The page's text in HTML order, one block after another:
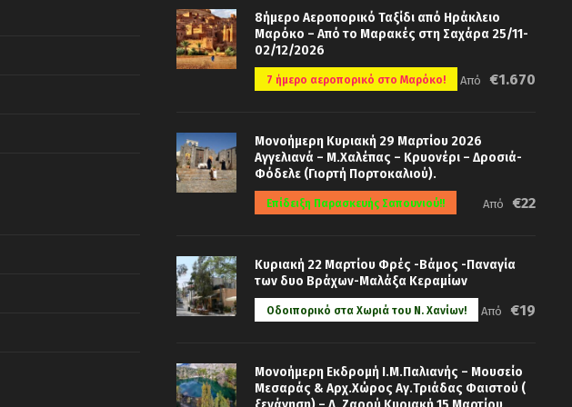
8ήμερο Αεροπορικό Ταξίδι από Ηράκλειο
Μαρόκο – Από το Μαρακές στη Σαχάρα 25/11-
02/12/2026
7 ήμερο αεροπορικό στο Μαρόκο! Από €1.670
Μονοήμερη Κυριακή 29 Μαρτίου 2026
Αγγελιανά – Μ.Χαλέπας – Κρυονέρι – Δροσιά-
Φόδελε (Γιορτή Πορτοκαλιού).
Επίδειξη Παρασκευής Σαπουνιού!! Από €22
Κυριακή 22 Μαρτίου Φρές -Βάμος -Παναγία
των δυο Βράχων-Μαλάξα Κεραμίων
Οδοιπορικό στα Χωριά του Ν. Χανίων! Από €19
Μονοήμερη Εκδρομή Ι.Μ.Παλιανής – Μουσείο
Μεσαράς & Αρχ.Χώρος Αγ.Τριάδας Φαιστού (